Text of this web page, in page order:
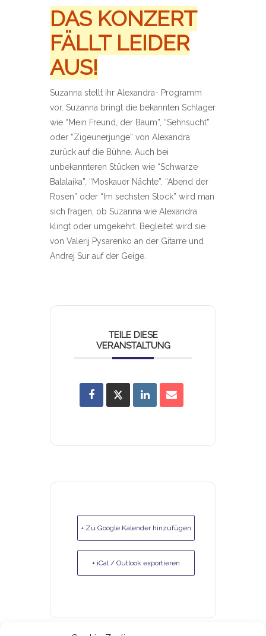
DAS KONZERT
FÄLLT LEIDER
AUS!
Suzanna stellt ihr Alexandra- Programm
vor. Suzanna bringt die bekannten Schlager
wie “Mein Freund, der Baum”, “Sehnsucht”
oder “Zigeunerjunge” von Alexandra
zurück auf die Bühne. Auch bei
unbekannteren Stücken wie “Schwarze
Balalaika”, “Moskauer Nächte”, “Abend der
Rosen” oder “Im sechsten Stock” wird man
sich fragen, ob Suzanna wie Alexandra
klingt oder umgekehrt. Begleitet wird sie
von Valerij Pysarenko an der Gitarre und
Andrej Sur auf der Geige.
TEILE DIESE
VERANSTALTUNG
+ Zu Google Kalender hinzufügen
+ iCal / Outlook exportieren